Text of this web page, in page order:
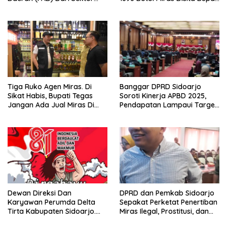
Evaluasi Secara Menyeluruh
Tiga Ruko Agen Miras. Di
Sikat Habis, Bupati Tegas
Jangan Ada Jual Miras Di
Banggar DPRD Sidoarjo
Soroti Kinerja APBD 2025,
Pendapatan Lampaui Target
Dewan Direksi Dan
Karyawan Perumda Delta
Tirta Kabupaten Sidoarjo.
DPRD dan Pemkab Sidoarjo
Sepakat Perketat Penertiban
Miras Ilegal, Prostitusi, dan